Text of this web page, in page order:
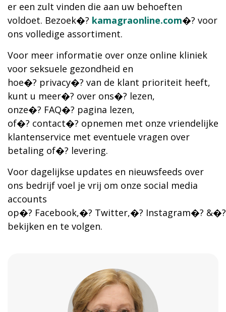
er een zult vinden die aan uw behoeften
voldoet. Bezoek�? kamagraonline.com�? voor
ons volledige assortiment.
Voor meer informatie over onze online kliniek
voor seksuele gezondheid en
hoe�? privacy�? van de klant prioriteit heeft,
kunt u meer�? over ons�? lezen,
onze�? FAQ�? pagina lezen,
of�? contact�? opnemen met onze vriendelijke
klantenservice met eventuele vragen over
betaling of�? levering.
Voor dagelijkse updates en nieuwsfeeds over
ons bedrijf voel je vrij om onze social media
accounts
op�? Facebook,�? Twitter,�? Instagram�?
bekijken en te volgen.